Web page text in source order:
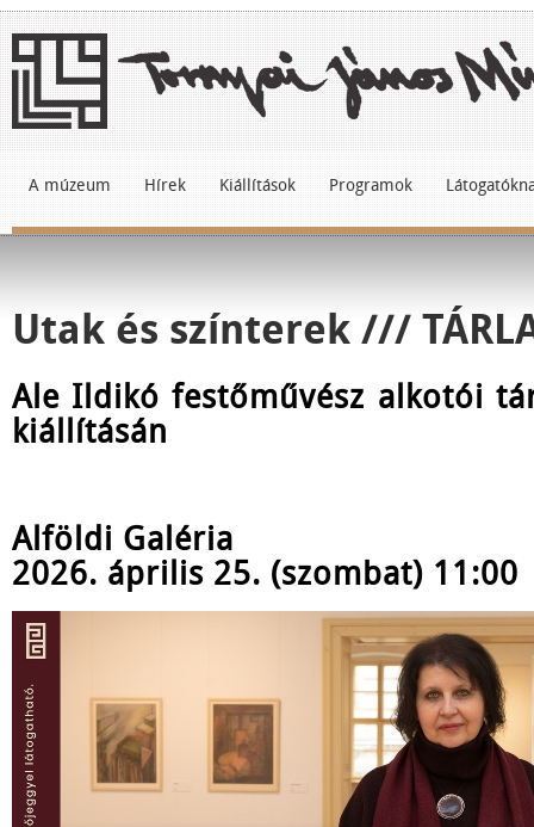
A múzeum Hírek Kiállítások Programok
Utak és színterek ///
Ale Ildikó festőművész alkotói
kiállításán
Alföldi Galéria
2026. április 25. (szombat) 11:00